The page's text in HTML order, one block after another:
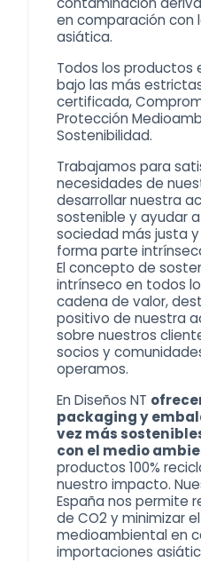
en comparación con
asiática.
Todos los productos
bajo las más
certificada,
Protección
Sostenibilidad.
Trabajamos para
necesidades de
desarrollar nuestra
sostenible y ayudar
sociedad más justa
forma parte
El concepto de
intrínseco en todos
cadena de valor,
positivo de nuestra
sobre nuestros
socios y
operamos.
En Diseños NT
packaging y
vez más
con el medio
productos 100%
nuestro impacto.
España nos permite
de CO2 y minimizar
medioambiental en
importaciones